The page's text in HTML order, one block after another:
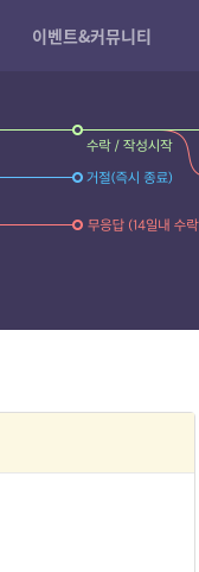
이벤트&커뮤니티